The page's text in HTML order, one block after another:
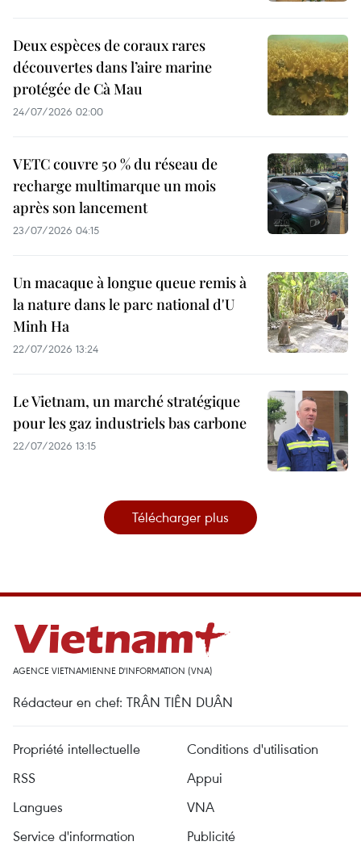
Deux espèces de coraux rares
découvertes dans l’aire marine
protégée de Cà Mau
24/07/2026 02:00
VETC couvre 50 % du réseau de
recharge multimarque un mois
après son lancement
23/07/2026 04:15
Un macaque à longue queue remis à
la nature dans le parc national d'U
Minh Ha
22/07/2026 13:24
Le Vietnam, un marché stratégique
pour les gaz industriels bas carbone
22/07/2026 13:15
Télécharger plus
AGENCE VIETNAMIENNE D'INFORMATION (VNA)
Rédacteur en chef: TRÂN TIÊN DUÂN
Propriété intellectuelle
Conditions d'utilisation
RSS
Appui
Langues
VNA
Service d'information
Publicité